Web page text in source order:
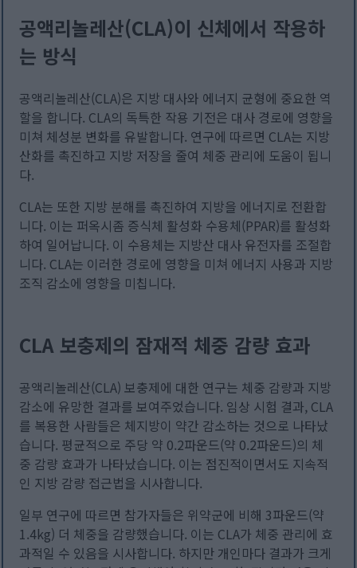
공액리놀레산(CLA)이 신체에서 작용하
는 방식
공액리놀레산(CLA)은 지방 대사와 에너지 균형에 중요한 역
할을 합니다. CLA의 독특한 작용 기전은 대사 경로에 영향을
미쳐 체성분 변화를 유발합니다. 연구에 따르면 CLA는 지방
산화를 촉진하고 지방 저장을 줄여 체중 관리에 도움이 됩니
다.
CLA는 또한 지방 분해를 촉진하여 지방을 에너지로 전환합
니다. 이는 퍼옥시좀 증식체 활성화 수용체(PPAR)를 활성화
하여 일어납니다. 이 수용체는 지방산 대사 유전자를 조절합
니다. CLA는 이러한 경로에 영향을 미쳐 에너지 사용과 지방
조직 감소에 영향을 미칩니다.
CLA 보충제의 잠재적 체중 감량 효과
공액리놀레산(CLA) 보충제에 대한 연구는 체중 감량과 지방
감소에 유망한 결과를 보여주었습니다. 임상 시험 결과, CLA
를 복용한 사람들은 체지방이 약간 감소하는 것으로 나타났
습니다. 평균적으로 주당 약 0.2파운드(약 0.2파운드)의 체
중 감량 효과가 나타났습니다. 이는 점진적이면서도 지속적
인 지방 감량 접근법을 시사합니다.
일부 연구에 따르면 참가자들은 위약군에 비해 3파운드(약
1.4kg) 더 체중을 감량했습니다. 이는 CLA가 체중 관리에 효
과적일 수 있음을 시사합니다. 하지만 개인마다 결과가 크게